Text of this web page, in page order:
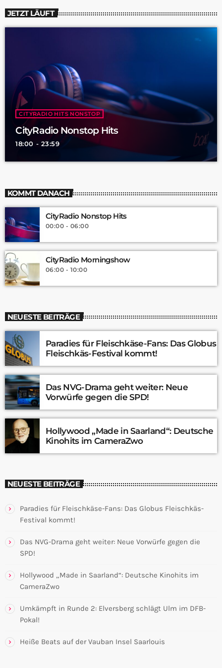
JETZT LÄUFT
CITYRADIO HITS NONSTOP
CityRadio Nonstop Hits
18:00 - 23:59
KOMMT DANACH
CityRadio Nonstop Hits
00:00 - 06:00
CityRadio Morningshow
06:00 - 10:00
NEUESTE BEITRÄGE
Paradies für Fleischkäse-Fans: Das Globus
Fleischkäs-Festival kommt!
Das NVG-Drama geht weiter: Neue
Vorwürfe gegen die SPD!
Hollywood „Made in Saarland“: Deutsche
Kinohits im CameraZwo
NEUESTE BEITRÄGE
Paradies für Fleischkäse-Fans: Das Globus Fleischkäs-
Festival kommt!
Das NVG-Drama geht weiter: Neue Vorwürfe gegen die
SPD!
Hollywood „Made in Saarland“: Deutsche Kinohits im
CameraZwo
Umkämpft in Runde 2: Elversberg schlägt Ulm im DFB-
Pokal!
Heiße Beats auf der Vauban Insel Saarlouis